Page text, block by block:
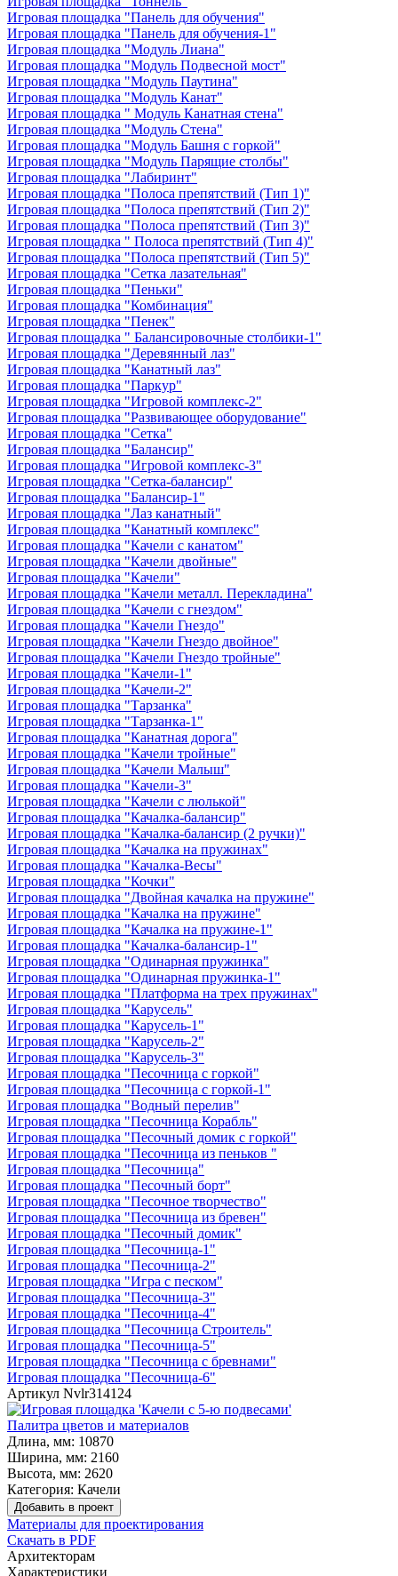
Игровая площадка "Панель для обучения"
Игровая площадка "Панель для обучения-1"
Игровая площадка "Модуль Лиана"
Игровая площадка "Модуль Подвесной мост"
Игровая площадка "Модуль Паутина"
Игровая площадка "Модуль Канат"
Игровая площадка " Модуль Канатная стена"
Игровая площадка "Модуль Стена"
Игровая площадка "Модуль Башня с горкой"
Игровая площадка "Модуль Парящие столбы"
Игровая площадка "Лабиринт"
Игровая площадка "Полоса препятствий (Тип 1)"
Игровая площадка "Полоса препятствий (Тип 2)"
Игровая площадка "Полоса препятствий (Тип 3)"
Игровая площадка " Полоса препятствий (Тип 4)"
Игровая площадка "Полоса препятствий (Тип 5)"
Игровая площадка "Сетка лазательная"
Игровая площадка "Пеньки"
Игровая площадка "Комбинация"
Игровая площадка "Пенек"
Игровая площадка " Балансировочные столбики-1"
Игровая площадка "Деревянный лаз"
Игровая площадка "Канатный лаз"
Игровая площадка "Паркур"
Игровая площадка "Игровой комплекс-2"
Игровая площадка "Развивающее оборудование"
Игровая площадка "Сетка"
Игровая площадка "Балансир"
Игровая площадка "Игровой комплекс-3"
Игровая площадка "Сетка-балансир"
Игровая площадка "Балансир-1"
Игровая площадка "Лаз канатный"
Игровая площадка "Канатный комплекс"
Игровая площадка "Качели с канатом"
Игровая площадка "Качели двойные"
Игровая площадка "Качели"
Игровая площадка "Качели металл. Перекладина"
Игровая площадка "Качели с гнездом"
Игровая площадка "Качели Гнездо"
Игровая площадка "Качели Гнездо двойное"
Игровая площадка "Качели Гнездо тройные"
Игровая площадка "Качели-1"
Игровая площадка "Качели-2"
Игровая площадка "Тарзанка"
Игровая площадка "Тарзанка-1"
Игровая площадка "Канатная дорога"
Игровая площадка "Качели тройные"
Игровая площадка "Качели Малыш"
Игровая площадка "Качели-3"
Игровая площадка "Качели с люлькой"
Игровая площадка "Качалка-балансир"
Игровая площадка "Качалка-балансир (2 ручки)"
Игровая площадка "Качалка на пружинах"
Игровая площадка "Качалка-Весы"
Игровая площадка "Кочки"
Игровая площадка "Двойная качалка на пружине"
Игровая площадка "Качалка на пружине"
Игровая площадка "Качалка на пружине-1"
Игровая площадка "Качалка-балансир-1"
Игровая площадка "Одинарная пружинка"
Игровая площадка "Одинарная пружинка-1"
Игровая площадка "Платформа на трех пружинах"
Игровая площадка "Карусель"
Игровая площадка "Карусель-1"
Игровая площадка "Карусель-2"
Игровая площадка "Карусель-3"
Игровая площадка "Песочница с горкой"
Игровая площадка "Песочница с горкой-1"
Игровая площадка "Водный перелив"
Игровая площадка "Песочница Корабль"
Игровая площадка "Песочный домик с горкой"
Игровая площадка "Песочница из пеньков "
Игровая площадка "Песочница"
Игровая площадка "Песочный борт"
Игровая площадка "Песочное творчество"
Игровая площадка "Песочница из бревен"
Игровая площадка "Песочный домик"
Игровая площадка "Песочница-1"
Игровая площадка "Песочница-2"
Игровая площадка "Игра с песком"
Игровая площадка "Песочница-3"
Игровая площадка "Песочница-4"
Игровая площадка "Песочница Строитель"
Игровая площадка "Песочница-5"
Игровая площадка "Песочница с бревнами"
Игровая площадка "Песочница-6"
Артикул Nvlr314124
Палитра цветов и материалов
Длина, мм: 10870
Ширина, мм: 2160
Высота, мм: 2620
Категория: Качели
Добавить в проект
Материалы для проектирования
Скачать в PDF
Архитекторам
Характеристики